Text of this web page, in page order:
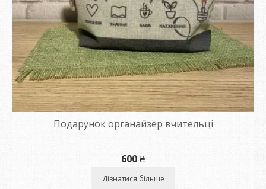
Подарунок органайзер вчительці
600₴
Дізнатися більше